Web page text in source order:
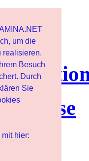
um die
realisieren.
Besuch
Durch
Sie
hier: